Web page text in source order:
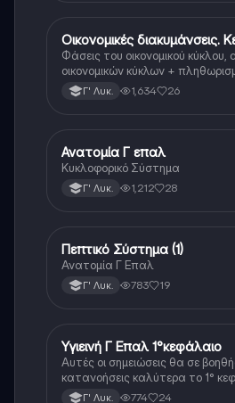
Άλλα
Οικονομικές
Φάσεις του οικονομικού κύκλου,
οικονομικών κύκλων +
Γ' Λυκ. 1,634 26
Άλλα
Ανατομία Γ επαλ
Κυκλοφορικό Σύστημα
Γ' Λυκ. 1,212 28
Άλλα
Πεπτικό Σύστημα (1)
Ανατομία Γ Επαλ
Γ' Λυκ. 783 19
Άλλα
Υγιεινή Γ Επαλ 1°κεφάλαιο
Αυτές οι σημειώσεις θα σε
κατανοήσεις καλύτερα το 1°
Γ' Λυκ. 774 24